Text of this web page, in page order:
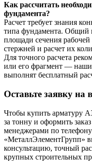
Как рассчитать
фундамента?
Расчет требует знания
типа фундамента. Общий
площади сечения
стержней и расчет их
Для точного расчета
или его фрагмент — наши
выполнят бесплатный
Оставьте заявку на
Чтобы купить арматуру
за тонну и оформить
менеджерами по
«МеталлЭлементГрупп»
консультацию, точный
крупных строительных